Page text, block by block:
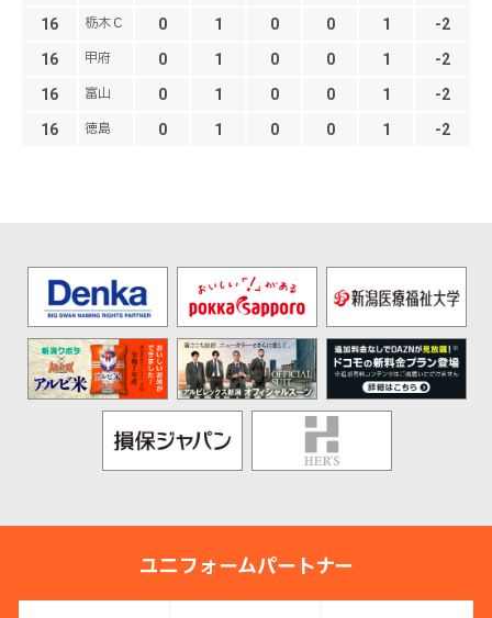
16
栃木Ｃ 0 1 0 0 1
-2
16
甲府 0 1 0 0 1
-2
16
富山 0 1 0 0 1
-2
16
徳島 0 1 0 0 1 -2
ユニフォームパートナー